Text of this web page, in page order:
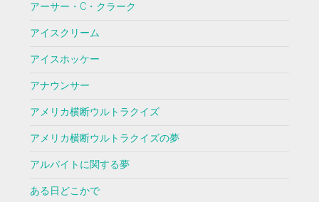
アーサー・C・クラーク
アイスクリーム
アイスホッケー
アナウンサー
アメリカ横断ウルトラクイズ
アメリカ横断ウルトラクイズの夢
アルバイトに関する夢
ある日どこかで